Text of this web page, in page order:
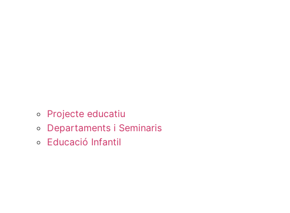
Projecte educatiu
Departaments i Seminaris
Educació Infantil